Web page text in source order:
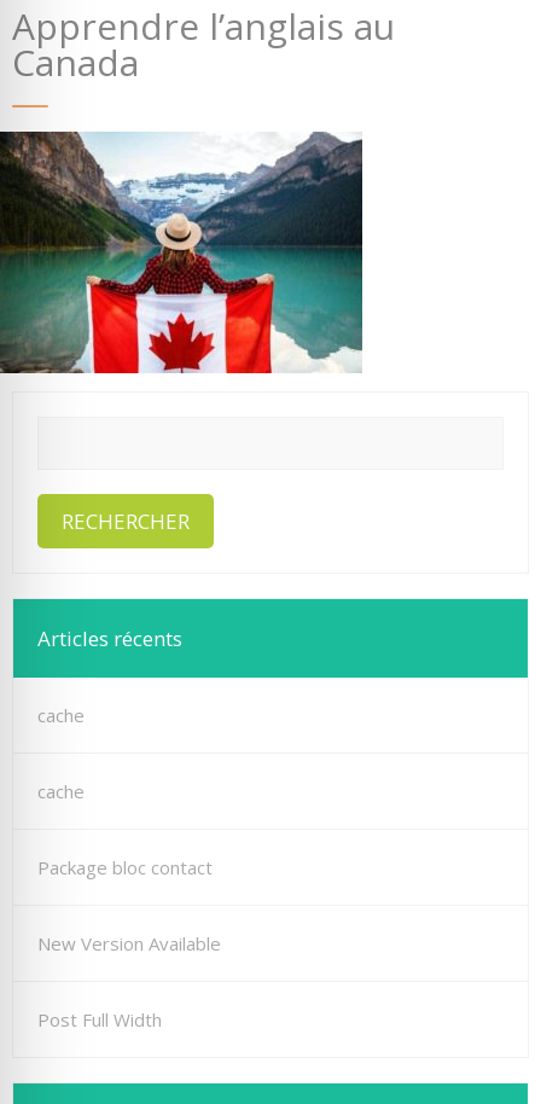
Apprendre l’anglais au
Canada
Articles récents
cache
cache
Package bloc contact
New Version Available
Post Full Width
partir ?